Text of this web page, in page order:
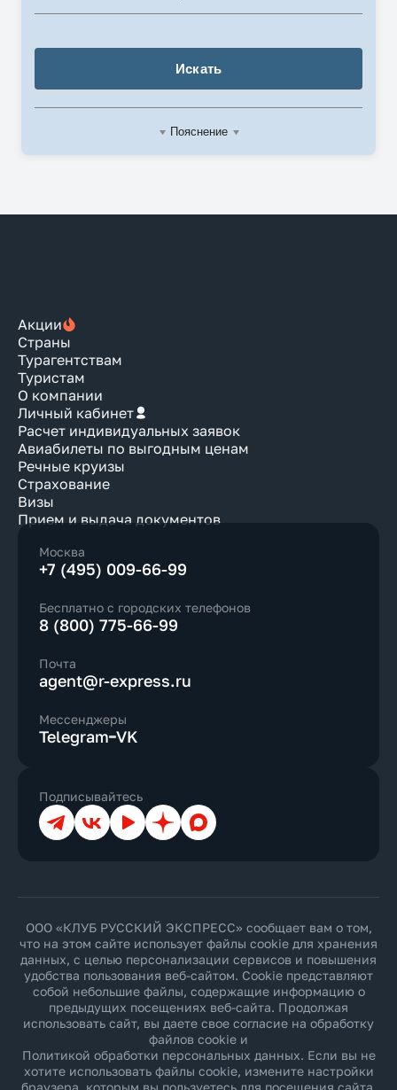
Искать
Пояснение
Акции
Страны
Турагентствам
Туристам
О компании
Личный кабинет
Расчет индивидуальных заявок
Авиабилеты по выгодным ценам
Речные круизы
Страхование
Визы
Прием и выдача документов
Москва
+7 (495) 009-66-99
Бесплатно с городских телефонов
8 (800) 775-66-99
Почта
agent@r-express.ru
Мессенджеры
Telegram VK
Подписывайтесь
ТелеграмВКонтакте
YouTubeДзен Max
ООО «КЛУБ РУССКИЙ ЭКСПРЕСС» сообщает вам о том,
что на этом сайте использует файлы cookie для хранения
данных, с целью персонализации сервисов и повышения
удобства пользования веб-сайтом. Cookie представляют
собой небольшие файлы, содержащие информацию о
предыдущих посещениях веб-сайта. Продолжая
использовать сайт, вы даете свое согласие на обработку
файлов cookie и
Политикой обработки персональных данных. Если вы не
хотите использовать файлы cookie, измените настройки
браузера, которым вы пользуетесь для посещения сайта.